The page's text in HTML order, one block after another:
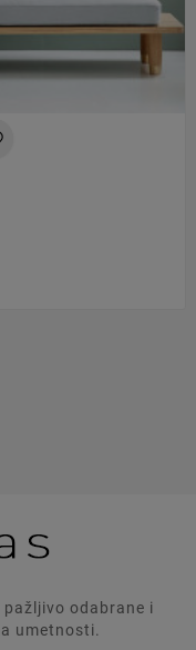
odabrane i
umetnosti.